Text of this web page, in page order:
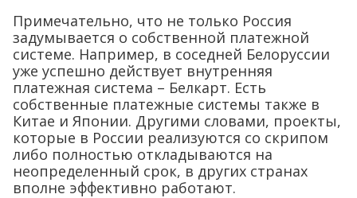
Примечательно, что не только Россия
задумывается о собственной платежной
системе. Например, в соседней Белоруссии
уже успешно действует внутренняя
платежная система – Белкарт. Есть
собственные платежные системы также в
Китае и Японии. Другими словами, проекты,
которые в России реализуются со скрипом
либо полностью откладываются на
неопределенный срок, в других странах
вполне эффективно работают.